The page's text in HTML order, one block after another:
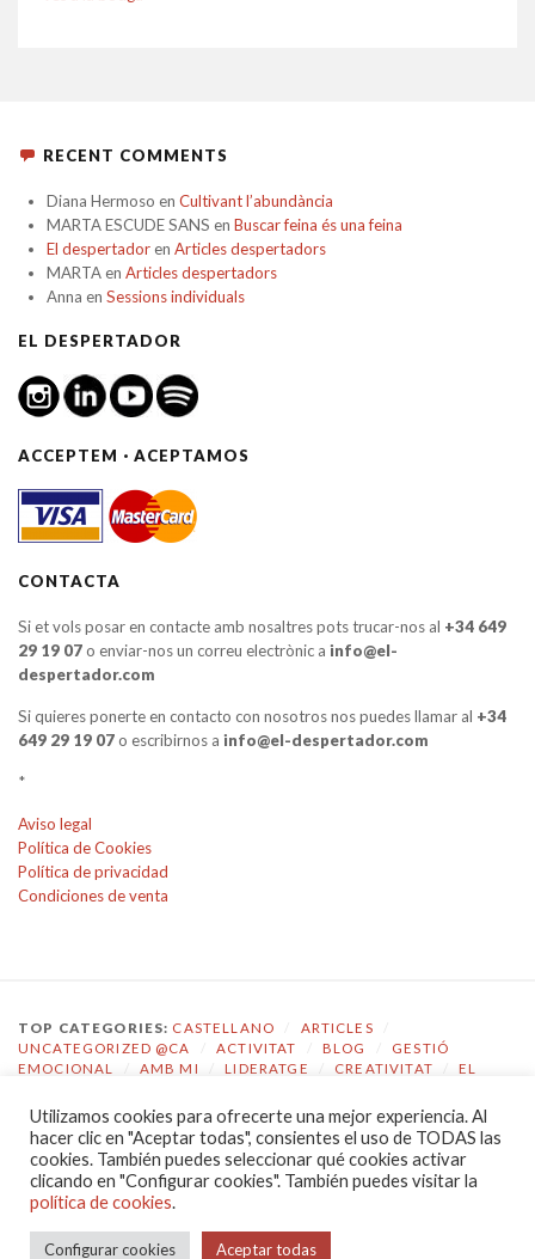
RECENT COMMENTS
Diana Hermoso en Cultivant l’abundància
MARTA ESCUDE SANS en Buscar feina és una feina
El despertadoren Articles despertadors
MARTAen Articles despertadors
Anna en Sessions individuals
EL DESPERTADOR
ACCEPTEM · ACEPTAMOS
CONTACTA
Si et vols posar en contacte amb nosaltres pots trucar-nos al +34 649
29 19 07o enviar-nos un correu electrònic a info@el-
despertador.com
Si quieres ponerte en contacto con nosotros nos puedes llamar al +34
649 29 19 07o escribirnos a info@el-despertador.com
*
Aviso legal
Política de Cookies
Política de privacidad
Condiciones de venta
TOP CATEGORIES: CASTELLANO ARTICLES
UNCATEGORIZED @CA
ACTIVITAT BLOG
GESTIÓ
EMOCIONAL
AMB MI LIDERATGE CREATIVITAT
EL
TOP TAGS: COACHING / GESTIÓ EMOCIONAL / ECOLOGIA
EMOCIONAL / EL DESPERTADOR / CONSCIÈNCIA /
AUTOCONEIXEMENT / JOVES / COMPETÈNCIES /
COMUNICACIÓ / LIDERATGE
Utilizamos cookies para ofrecerte una mejor experiencia. Al
hacer clic en "Aceptar todas", consientes el uso de TODAS las
cookies. También puedes seleccionar qué cookies activar
clicando en "Configurar cookies". También puedes visitar la
política de cookies.
Configurar cookies Aceptar todas